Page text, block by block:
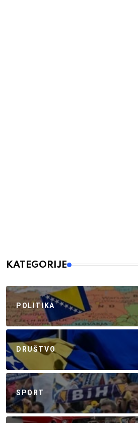
KATEGORIJE
POLITIKA
DRUŠTVO
SPORT